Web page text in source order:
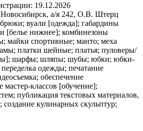
19.12.2026
Новосибирск, а/я 242, О.В. Штерц
вуали [одежда]; габардины
[белье нижнее]; комбинезоны
майки спортивные; манто; меха
платки шейные; платья; пуловеры/
шарфы; шляпы; шубы; юбки; юбки-
одежды; печатание
обеспечение
классов [обучение];
публикация текстовых материалов,
кулинарных скульптур;